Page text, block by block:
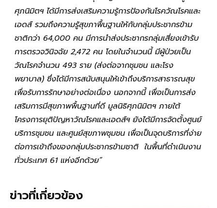
ศุภนิมิตฯ ได้มีการส่งเสริมความรู้การป้องกันโรควัณโรคและ
เอดส์ รวมถึงความรู้สุขภาพื้นฐานให้กับกลุ่มประชากรข้าม
ชาติกว่า 64,000 คน มีการนำส่งประชากรกลุ่มเสี่ยงเข้ารับ
การตรวจวินิจฉัย 2,472 คน โดยในจำนวนนี้ มีผู้ป่วยเป็น
วัณโรคจำนวน 493 ราย (ส่งต่อจากชุมชน และโรง
พยาบาล) ซึ่งได้มีการสนับสนุนให้เข้าถึงบริการสาธารณสุข
เพื่อรับการรักษาอย่างต่อเนื่อง นอกจากนี้ เพื่อเป็นการส่ง
เสริมการมีสุขภาพพื้นฐานที่ดี มูลนิธิศุภนิมิตฯ ภายใต้
โครงการยุติปัญหาวัณโรคและเอดส์ฯ ยังได้มีการจัดตั้งศูนย์
บริการชุมชน และศูนย์สุขภาพชุมชน เพื่อเป็นจุดบริการที่ง่าย
ต่อการเข้าถึงของกลุ่มประชากรข้ามชาติ ในพื้นที่ดำเนินงาน
ทั่วประเทศ 61 แห่งอีกด้วย”
ข่าวที่เกี่ยวข้อง